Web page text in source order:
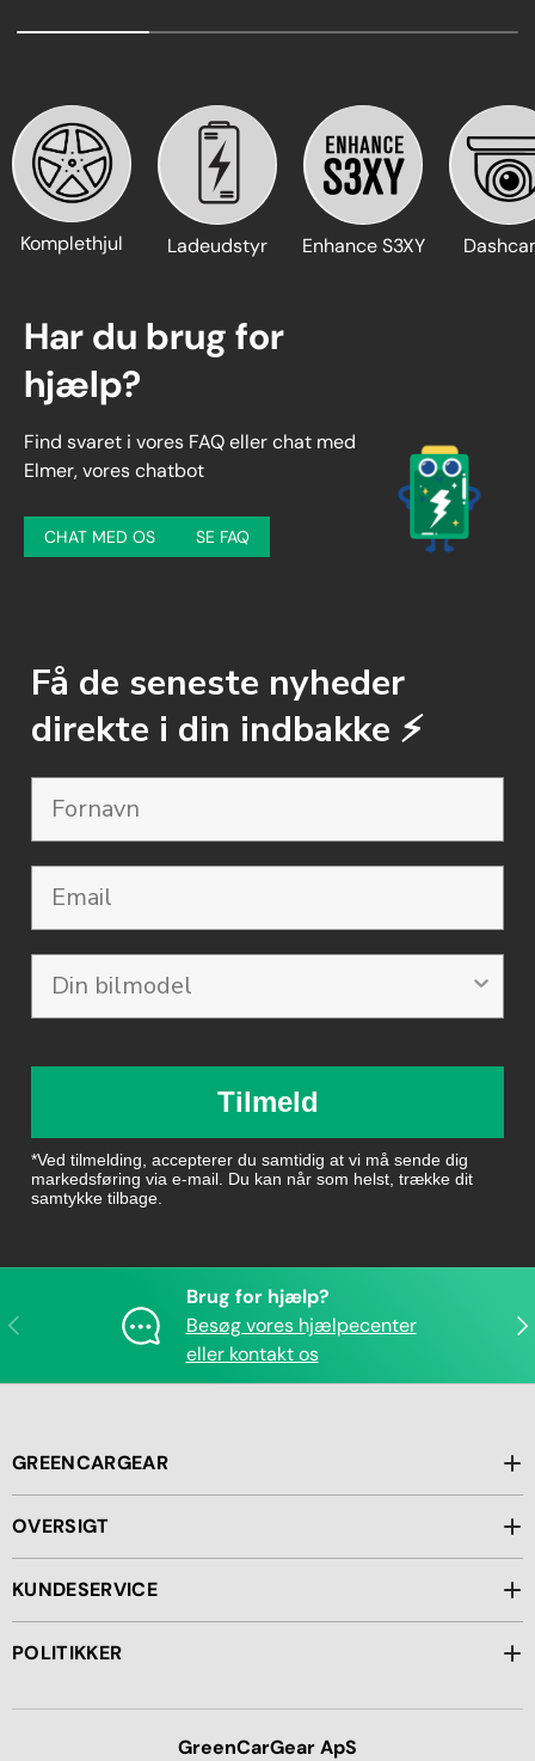
Komplethjul Ladeudstyr Enhance S3XY
Har du brug for
hjælp?
Find svaret i vores FAQ eller chat med
Elmer, vores chatbot
CHAT MED OS SE FAQ
Få de seneste nyheder
direkte i din indbakke ⚡️
Email
Tilmeld
*Ved tilmelding, accepterer du samtidig at vi må sende dig
markedsføring via e-mail. Du kan når som helst, trække dit
samtykke tilbage.
Forrige
Brug for hjælp?
Besøg vores hjælpecenter
eller kontakt os
GREENCARGEAR
OVERSIGT
KUNDESERVICE
POLITIKKER
GreenCarGear ApS